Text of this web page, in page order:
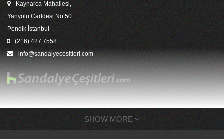
Kaynarca Mahallesi,
Yanyolu Caddesi No:50
Pendik İstanbul
(216) 427 7558
info@sandalyecesitleri.com
SHOW MORE